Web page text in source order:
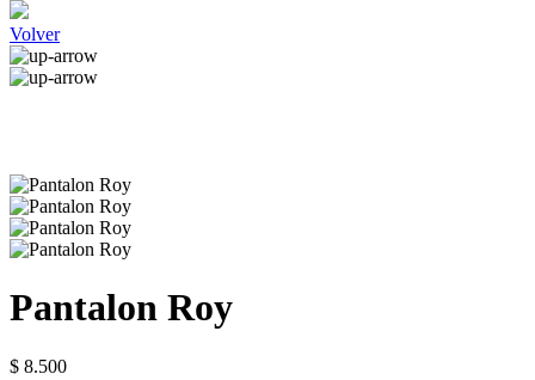
Volver
Pantalon Roy
$ 8.500